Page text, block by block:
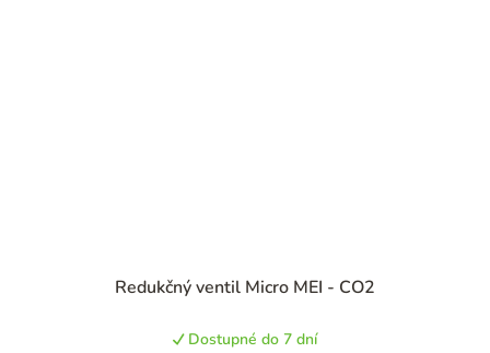
Redukčný ventil Micro MEI - CO2
hodnotenie
je
Dostupné do 7 dní